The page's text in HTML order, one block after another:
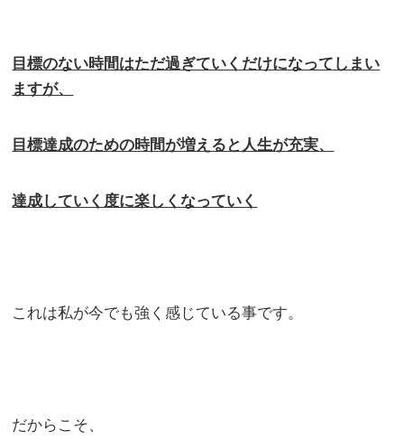
目標のない時間はただ過ぎていくだけになってしまい
ますが、
目標達成のための時間が増えると人生が充実、
達成していく度に楽しくなっていく
これは私が今でも強く感じている事です。
だからこそ、